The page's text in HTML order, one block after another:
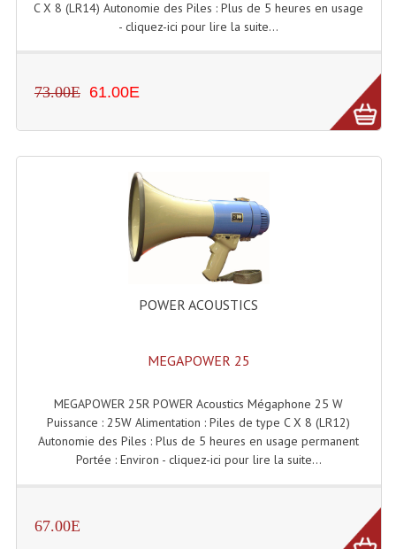
Machines À Brouillard
Machines À Effet Brouillard
Machines À Fumée Lourde
Machines À Mousse, Neige, Liquides
Liquide À Bulles
Liquide À Neige
Liquides À Mousse
C X 8 (LR14) Autonomie des Piles : Plus de 5 heures en usage
- cliquez-ici pour lire la suite...
73.00E 61.00E
POWER ACOUSTICS
MEGAPOWER 25
MEGAPOWER 25R POWER Acoustics Mégaphone 25 W
Puissance : 25W Alimentation : Piles de type C X 8 (LR12)
Autonomie des Piles : Plus de 5 heures en usage permanent
Portée : Environ - cliquez-ici pour lire la suite...
67.00E